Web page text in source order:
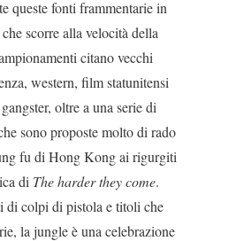
queste fonti frammentarie in
scorre alla velocità della
citano vecchi
western, film statunitensi
oltre a una serie di
sono proposte molto di rado
fu di Hong Kong ai rigurgiti
di The harder they come.
di colpi di pistola e titoli che
la jungle è una celebrazione